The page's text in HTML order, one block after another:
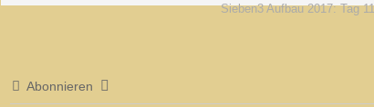
Sieben3 Aufbau 2017: Tag
Abonnieren